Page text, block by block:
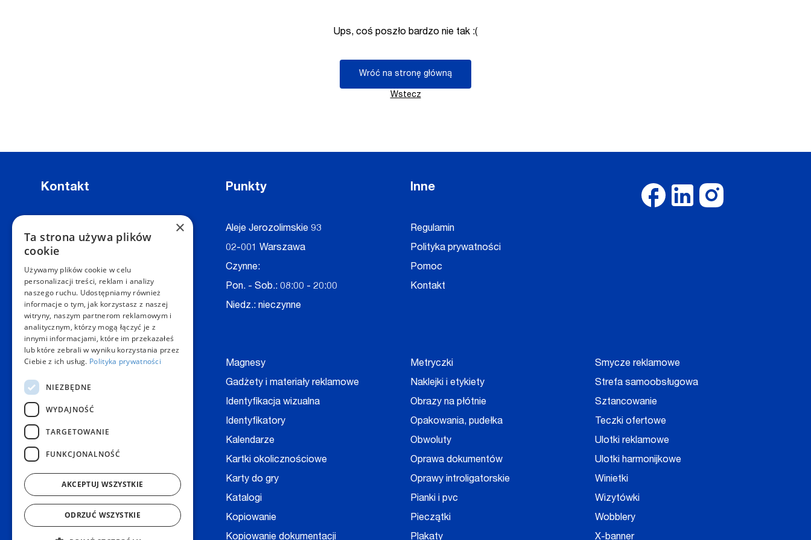
Ups, coś poszło bardzo nie tak :(
Wróć na stronę główną
Wstecz
Kontakt
Dział Obsługi Klienta Warszawa
Czynne: NON-STOP
Telefon:+48 22 628 62 52
E-mail:kontakt@copygeneral.pl
Punkty
Aleje Jerozolimskie 93
02-001 Warszawa
Czynne:
Pon. - Sob.: 08:00 - 20:00
Niedz.: nieczynne
Inne
Regulamin
Polityka prywatności
Pomoc
Kontakt
Nasze produkty
Backlight
Bilety, wejściówki
Broszury
Druk książek
Druk na folii
Druk na kopertach
Druk techniczny - CAD
Magnesy
Gadżety i materiały reklamowe
Identyfikacja wizualna
Identyfikatory
Kalendarze
Kartki okolicznościowe
Karty do gry
Katalogi
Kopiowanie
Kopiowanie dokumentacji
Metryczki
Naklejki i etykiety
Obrazy na płótnie
Opakowania, pudełka
Obwoluty
Oprawa dokumentów
Oprawy introligatorskie
Pianki i pvc
Pieczątki
Plakaty
Smycze reklamowe
Strefa samoobsługowa
Sztancowanie
Teczki ofertowe
Ulotki reklamowe
Ulotki harmonijkowe
Winietki
Wizytówki
Wobblery
X-banner
×
Ta strona używa plików
cookie
Używamy plików cookie w celu
personalizacji treści, reklam i analizy
naszego ruchu. Udostępniamy również
informacje o tym, jak korzystasz z naszej
witryny, naszym partnerom reklamowym i
analitycznym, którzy mogą łączyć je z
innymi informacjami, które im przekazałeś
lub które zebrali w wyniku korzystania przez
Ciebie z ich usług. Polityka prywatności
NIEZBĘDNE
WYDAJNOŚĆ
TARGETOWANIE
FUNKCJONALNOŚĆ
AKCEPTUJ WSZYSTKIE
ODRZUĆ WSZYSTKIE